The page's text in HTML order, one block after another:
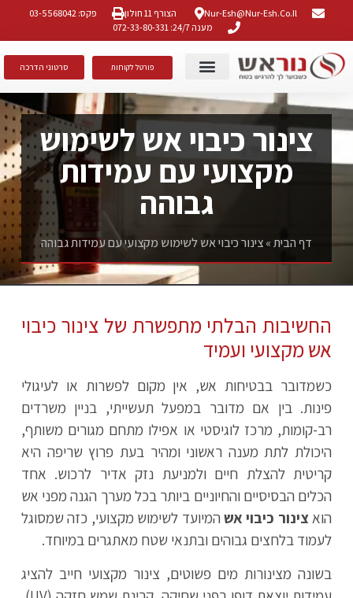
Nur-Esh@nur-Esh.co.il הצורף 11 חולון
פקס: 03-5568042
מענה 24/7: 072-33-80-331
פורטל לקוחות סרטוני הדרכה
צינור כיבוי אש לשימוש
מקצועי עם עמידות
גבוהה
דף הבית»צינור כיבוי אש לשימוש מקצועי עם עמידות גבוהה
החשיבות הבלתי מתפשרת של צינור כיבוי
אש מקצועי ועמיד
כשמדובר בבטיחות אש, אין מקום לפשרות או לעיגולי
פינות. בין אם מדובר במפעל תעשייתי, בניין משרדים
רב-קומות, מרכז לוגיסטי או אפילו מתחם מגורים משותף,
היכולת לתת מענה ראשוני ומהיר בעת פרוץ שריפה היא
קריטית להצלת חיים ולמניעת נזק אדיר לרכוש. אחד
הכלים הבסיסיים והחיוניים ביותר בכל מערך הגנה מפני אש
הואצינור כיבוי אשהמיועד לשימוש מקצועי, כזה שמסוגל
לעמוד בלחצים גבוהים ובתנאי שטח מאתגרים במיוחד.
בשונה מצינורות מים פשוטים, צינור מקצועי חייב להציג